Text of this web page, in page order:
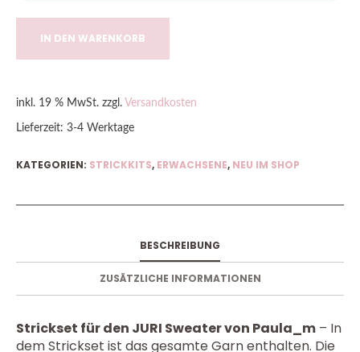
IN DEN WARENKORB
inkl. 19 % MwSt. zzgl. Versandkosten
Lieferzeit: 3-4 Werktage
KATEGORIEN: STRICKKITS, ERWACHSENE, NEU IM SHOP
BESCHREIBUNG
ZUSÄTZLICHE INFORMATIONEN
Strickset für den JURI Sweater von Paula_m – In
dem Strickset ist das gesamte Garn enthalten. Die